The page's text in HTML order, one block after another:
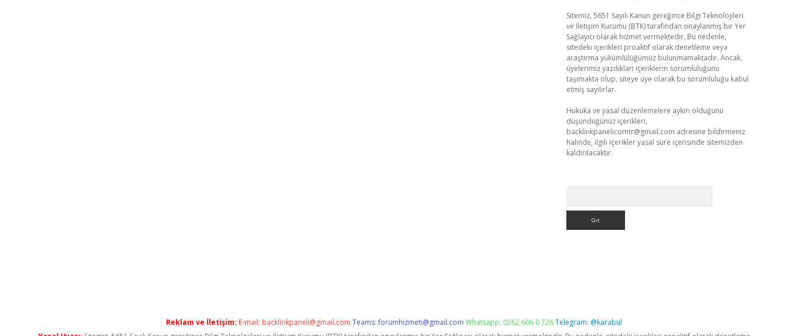
Sitemiz, 5651 Sayılı Kanun gereğince Bilgi Teknolojileri
ve İletişim Kurumu (BTK) tarafından onaylanmış bir Yer
Sağlayıcı olarak hizmet vermektedir. Bu nedenle,
sitedeki içerikleri proaktif olarak denetleme veya
araştırma yükümlülüğümüz bulunmamaktadır. Ancak,
üyelerimiz yazdıkları içeriklerin sorumluluğunu
taşımakta olup, siteye üye olarak bu sorumluluğu kabul
etmiş sayılırlar.
Hukuka ve yasal düzenlemelere aykırı olduğunu
düşündüğünüz içerikleri,
backlinkpanelicomtr@gmail.com adresine bildirmeniz
halinde, ilgili içerikler yasal süre içerisinde sitemizden
kaldırılacaktır.
Reklam ve İletişim: E-mail: backlinkpaneli@gmail.com Teams:forumhizmeti@gmail.com Whatsapp: 0262 606 0 726Telegram: @karabul